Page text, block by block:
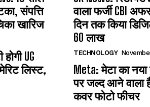
संपत्ति
खारिज
UG
लिस्ट,
वाला फर्जी CBI
दिन तक किया
60 लाख
TECHNOLOGY
Meta: मेटा का
पर जल्द आने
कवर फोटो फीचर